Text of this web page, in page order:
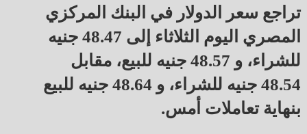
تراجع سعر الدولار في البنك المركزي
المصري اليوم الثلاثاء إلى 48.47 جنيه
للشراء، و 48.57 جنيه للبيع، مقابل
48.54 جنيه للشراء، و 48.64 جنيه للبيع
بنهاية تعاملات أمس.